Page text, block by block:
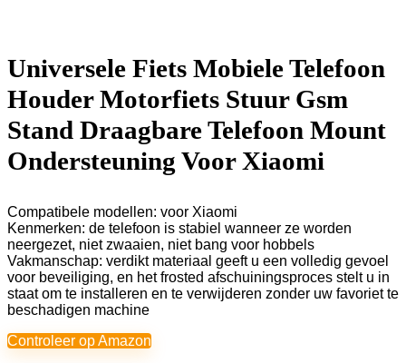
Universele Fiets Mobiele Telefoon
Houder Motorfiets Stuur Gsm
Stand Draagbare Telefoon Mount
Ondersteuning Voor Xiaomi
Compatibele modellen: voor Xiaomi
Kenmerken: de telefoon is stabiel wanneer ze worden
neergezet, niet zwaaien, niet bang voor hobbels
Vakmanschap: verdikt materiaal geeft u een volledig gevoel
voor beveiliging, en het frosted afschuiningsproces stelt u in
staat om te installeren en te verwijderen zonder uw favoriet te
beschadigen machine
Controleer op Amazon